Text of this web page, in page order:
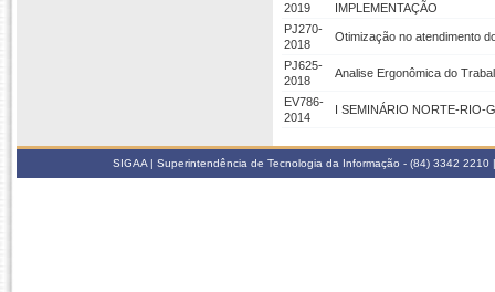
2019
IMPLEMENTAÇÃO
PJ270-
2018
Otimização no atendimento
PJ625-
2018
Analise Ergonômica do
EV786-
2014
I SEMINÁRIO NORTE-RIO-
SIGAA | Superintendência de Tecnologia da Informação - (84) 3342